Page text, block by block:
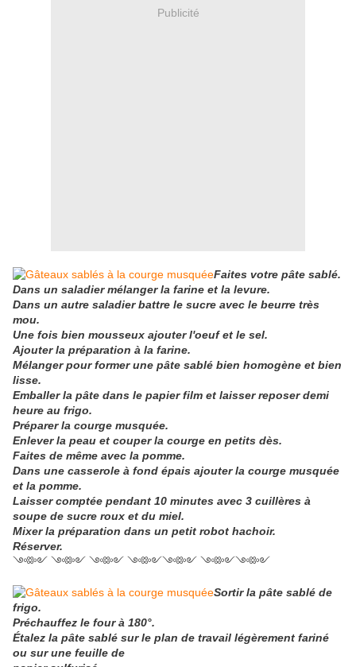
Publicité
Faites votre pâte sablé.
Dans un saladier mélanger la farine et la levure.
Dans un autre saladier battre le sucre avec le beurre très
mou.
Une fois bien mousseux ajouter l'oeuf et le sel.
Ajouter la préparation à la farine.
Mélanger pour former une pâte sablé bien homogène et bien
lisse.
Emballer la pâte dans le papier film et laisser reposer demi
heure au frigo.
Préparer la courge musquée.
Enlever la peau et couper la courge en petits dès.
Faites de même avec la pomme.
Dans une casserole à fond épais ajouter la courge musquée
et la pomme.
Laisser comptée pendant 10 minutes avec 3 cuillères à
soupe de sucre roux et du miel.
Mixer la préparation dans un petit robot hachoir.
Réserver.
༺༻ ༺༻ ༺༻ ༺༻༺༻ ༺༻༺༻
Sortir la pâte sablé de
frigo.
Préchauffez le four à 180°.
Étalez la pâte sablé sur le plan de travail légèrement fariné
ou sur une feuille de